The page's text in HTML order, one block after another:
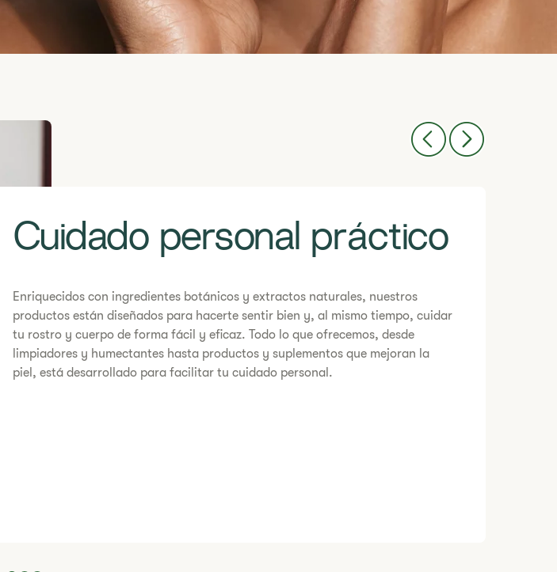
Cuidado personal práctico
Enriquecidos con ingredientes botánicos y extractos naturales, nuestros
productos están diseñados para hacerte sentir bien y, al mismo tiempo, cuidar
tu rostro y cuerpo de forma fácil y eficaz. Todo lo que ofrecemos, desde
limpiadores y humectantes hasta productos y suplementos que mejoran la
piel, está desarrollado para facilitar tu cuidado personal.